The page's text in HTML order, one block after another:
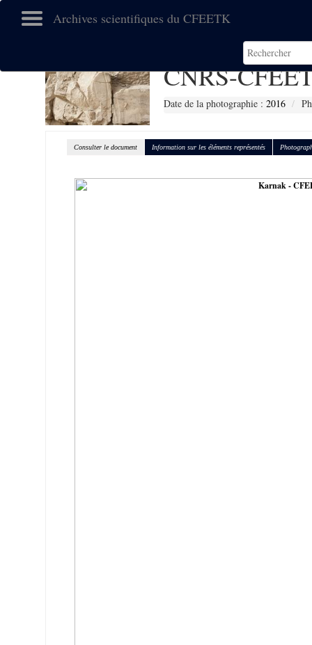
Archives scientifiques du CFEETK
CNRS-
Date de la photographie :2016
Consulter le document Information sur les éléments représentés